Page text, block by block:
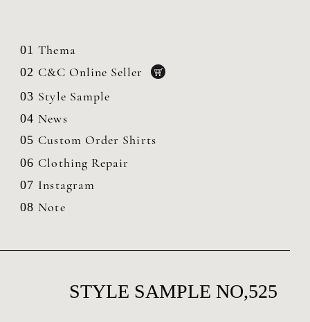
01 Thema
02 C&C Online Seller
03 Style Sample
04 News
05 Custom Order Shirts
06 Clothing Repair
07 Instagram
08 Note
STYLE SAMPLE NO,525